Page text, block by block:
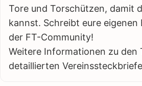
Tore und Torschützen, damit
kannst. Schreibt eure
der FT-Community!
Weitere Informationen zu den
detaillierten